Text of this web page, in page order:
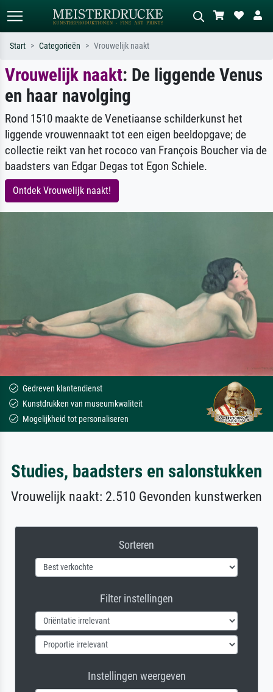
Standaard zoeken AI-beeldzoeker
Zoek op kunstenaar, titel of stijl – bijv.
Monet, Sterrennacht, impressionisme,
Hokusai-golf, naakt.
olieverfschilderij, staand naakt naast
een boom.
Start Categorieën Vrouwelijk naakt
Vrouwelijk naakt: De liggende Venus
en haar navolging
Rond 1510 maakte de Venetiaanse schilderkunst het
liggende vrouwennaakt tot een eigen beeldopgave; de
collectie reikt van het rococo van François Boucher via de
baadsters van Edgar Degas tot Egon Schiele.
Ontdek Vrouwelijk naakt!
Gedreven klantendienst
Kunstdrukken van museumkwaliteit
Mogelijkheid tot personaliseren
Studies, baadsters en salonstukken
Vrouwelijk naakt: 2.510 Gevonden kunstwerken
Sorteren
Filter instellingen
Instellingen weergeven